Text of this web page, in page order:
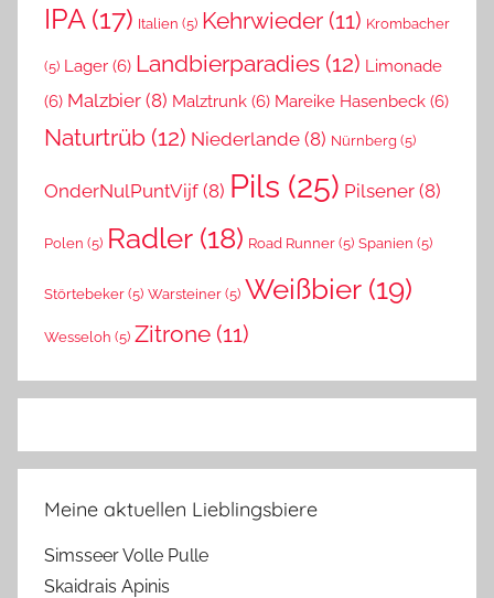
IPA (17) Italien (5) Kehrwieder (11) Krombacher
(5) Lager (6) Landbierparadies (12) Limonade
(6) Malzbier (8) Malztrunk (6) Mareike Hasenbeck (6)
Naturtrüb (12) Niederlande (8) Nürnberg (5)
OnderNulPuntVijf (8) Pils (25) Pilsener (8)
Polen (5) Radler(18) Road Runner (5) Spanien (5)
Störtebeker (5) Warsteiner (5) Weißbier(19)
Wesseloh (5) Zitrone (11)
Meine aktuellen Lieblingsbiere
Simsseer Volle Pulle
Skaidrais Apinis